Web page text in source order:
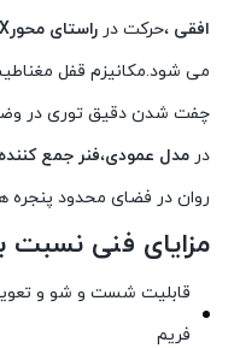
افقی ،حرکت در راستای محورXو توسط نوار فنری برگشت پذیر
می شود.مکانیزم قفل
چفت شدن دقیق توری در
در مدل عمودی،فنر جمع
روان در فضای محدود
مزایای فنی نسبت
قابلیت شست و شو و
فریم